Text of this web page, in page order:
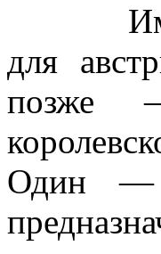
для
позже —
Один —